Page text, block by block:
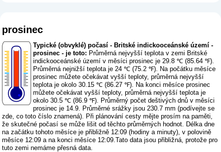
prosinec
Typické (obvyklé) počasí - Britské indickooceánské území -
prosinec - je toto: Průměrná nejvyšší teplota v zemi Britské
indickooceánské území v měsíci prosinec je 29.8 ℃ (85.64 ℉).
Průměrná nejnižší teplota je 24 ℃ (75.2 ℉). Na počátku měsíce
prosinec můžete očekávat vyšší teploty, průměrná nejvyšší
teplota je okolo 30.15 ℃ (86.27 ℉). Na konci měsíce prosinec
můžete očekávat vyšší teploty, průměrná nejvyšší teplota je
okolo 30.5 ℃ (86.9 ℉). Průměrný počet deštivých dnů v měsíci
prosinec je 14.9. Průměrné srážky jsou 230.7 mm (podívejte se
zde, co toto číslo znamená). Při plánování cesty mějte prosím na paměti,
že skutečné počasí se může lišit od těchto průměrných hodnot. Délka dne
na začátku tohoto měsíce je přibližně 12:09 (hodiny a minuty), v polovině
měsíce 12:09 a na konci měsíce 12:09.Tato data jsou přibližná, protože pro
tuto zemi nemáme přesná data.